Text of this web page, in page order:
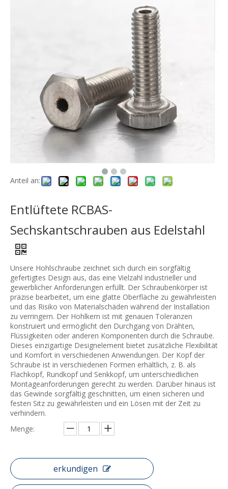
Anteil an:
Entlüftete RCBAS-
Sechskantschrauben aus Edelstahl
Unsere Hohlschraube zeichnet sich durch ein sorgfältig
gefertigtes Design aus, das eine Vielzahl industrieller und
gewerblicher Anforderungen erfüllt. Der Schraubenkörper ist
präzise bearbeitet, um eine glatte Oberfläche zu gewährleisten
und das Risiko von Materialschäden während der Installation
zu verringern. Der Hohlkern ist mit genauen Toleranzen
konstruiert und ermöglicht den Durchgang von Drähten,
Flüssigkeiten oder anderen Komponenten durch die Schraube.
Dieses einzigartige Designelement bietet zusätzliche Flexibilität
und Komfort in verschiedenen Anwendungen. Der Kopf der
Schraube ist in verschiedenen Formen erhältlich, z. B. als
Flachkopf, Rundkopf und Senkkopf, um unterschiedlichen
Montageanforderungen gerecht zu werden. Darüber hinaus ist
das Gewinde sorgfältig geschnitten, um einen sicheren und
festen Sitz zu gewährleisten und ein Lösen mit der Zeit zu
verhindern.
Menge:
erkundigen